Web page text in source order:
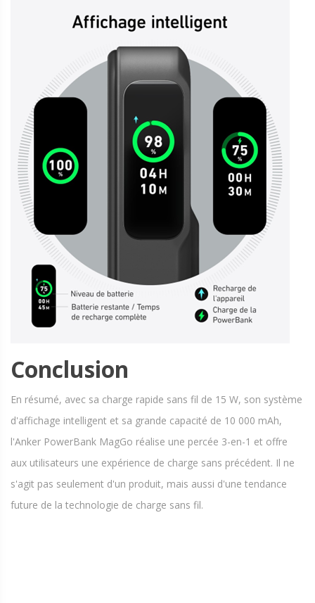
Conclusion
En résumé, avec sa charge rapide sans fil de 15 W, son système
d'affichage intelligent et sa grande capacité de 10 000 mAh,
l'Anker PowerBank MagGo réalise une percée 3-en-1 et offre
aux utilisateurs une expérience de charge sans précédent. Il ne
s'agit pas seulement d'un produit, mais aussi d'une tendance
future de la technologie de charge sans fil.